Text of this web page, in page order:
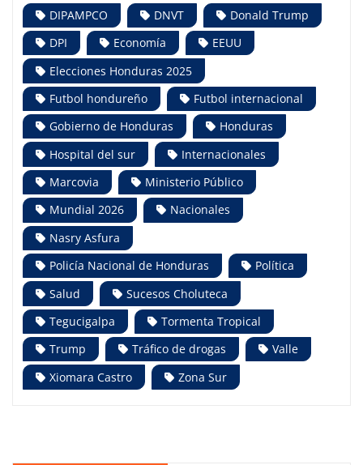
DIPAMPCO DNVT
Donald Trump
DPI
Economía
EEUU
Elecciones Honduras 2025
Futbol hondureño
Futbol internacional
Gobierno de Honduras
Honduras
Hospital del sur
Internacionales
Marcovia
Ministerio Público
Mundial 2026
Nacionales
Nasry Asfura
Policía Nacional de Honduras
Política
Salud
Sucesos Choluteca
Tegucigalpa
Tormenta Tropical
Trump
Tráfico de drogas
Valle
Xiomara Castro
Zona Sur